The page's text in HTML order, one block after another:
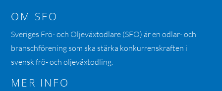
OM SFO
Sveriges Frö- och Oljeväxtodlare (SFO) är en odlar- och
branschförening som ska stärka konkurrenskraften i
svensk frö- och oljeväxtodling.
MER INFO